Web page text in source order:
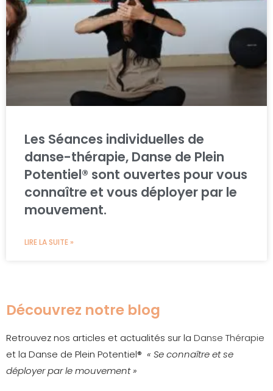
Les Séances individuelles de
danse-thérapie, Danse de Plein
Potentiel®️ sont ouvertes pour vous
connaître et vous déployer par le
mouvement.
LIRE LA SUITE »
Découvrez notre blog
Retrouvez nos articles et actualités sur la Danse Thérapie
et la Danse de Plein Potentiel® « Se connaître et se
déployer par le mouvement »